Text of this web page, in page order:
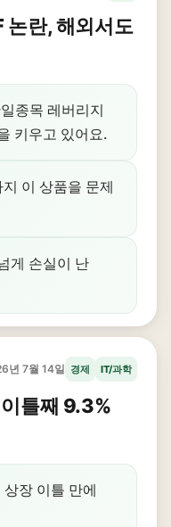
논란, 해외서도
종목 레버리지
키우고 있어요.
이 상품을 문제
게 손실이 난
년 7월 14일 경제 IT/과학
틀째 9.3%
장 이틀 만에